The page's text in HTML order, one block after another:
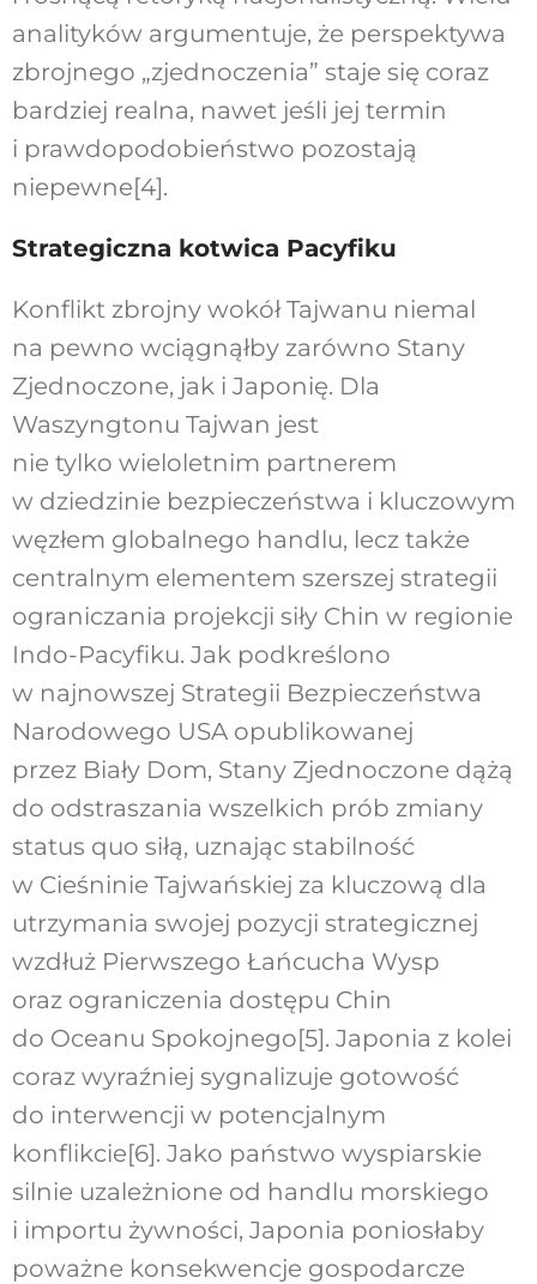
analityków argumentuje, że perspektywa
zbrojnego „zjednoczenia” staje się coraz
bardziej realna, nawet jeśli jej termin
i prawdopodobieństwo pozostają
niepewne[4].
Strategiczna kotwica Pacyfiku
Konflikt zbrojny wokół Tajwanu niemal
na pewno wciągnąłby zarówno Stany
Zjednoczone, jak i Japonię. Dla
Waszyngtonu Tajwan jest
nie tylko wieloletnim partnerem
w dziedzinie bezpieczeństwa i kluczowym
węzłem globalnego handlu, lecz także
centralnym elementem szerszej strategii
ograniczania projekcji siły Chin w regionie
Indo-Pacyfiku. Jak podkreślono
w najnowszej Strategii Bezpieczeństwa
Narodowego USA opublikowanej
przez Biały Dom, Stany Zjednoczone dążą
do odstraszania wszelkich prób zmiany
status quo siłą, uznając stabilność
w Cieśninie Tajwańskiej za kluczową dla
utrzymania swojej pozycji strategicznej
wzdłuż Pierwszego Łańcucha Wysp
oraz ograniczenia dostępu Chin
do Oceanu Spokojnego[5]. Japonia z kolei
coraz wyraźniej sygnalizuje gotowość
do interwencji w potencjalnym
konflikcie[6]. Jako państwo wyspiarskie
silnie uzależnione od handlu morskiego
i importu żywności, Japonia poniosłaby
poważne konsekwencje gospodarcze